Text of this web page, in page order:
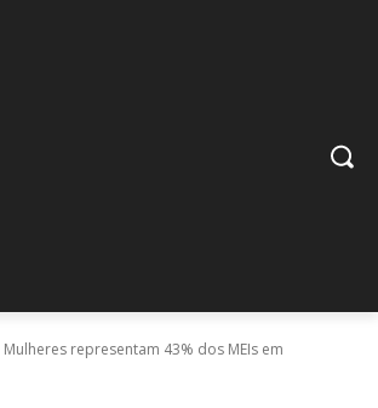
Mulheres representam 43% dos MEIs em